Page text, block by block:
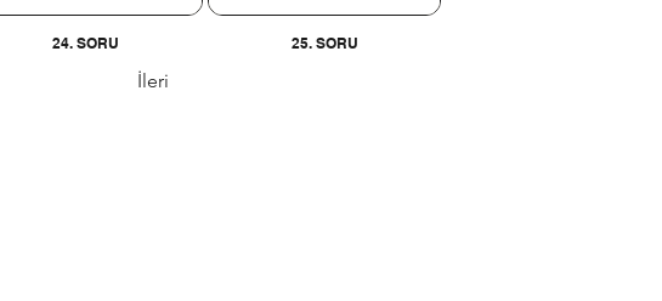
İleri
24. SORU 25. SORU